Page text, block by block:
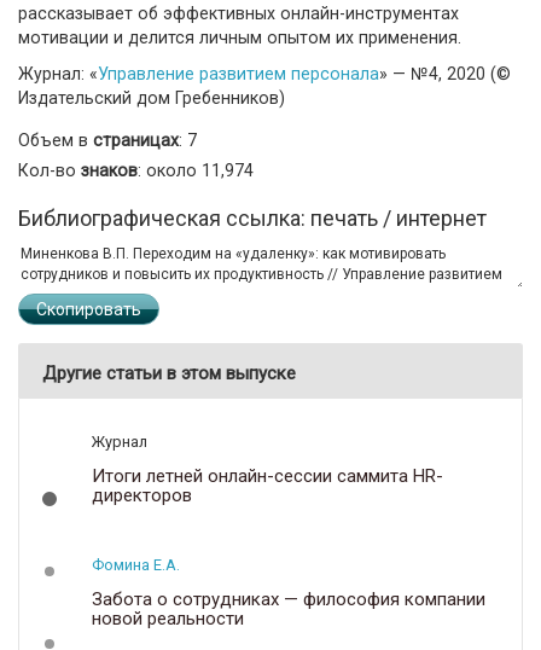
рассказывает об эффективных онлайн-инструментах
мотивации и делится личным опытом их применения.
Журнал: «Управление развитием персонала» — №4, 2020 (©
Издательский дом Гребенников)
Объем в страницах: 7
Кол-во знаков: около 11,974
Библиографическая ссылка: печать / интернет
Скопировать
Другие статьи в этом выпуске
Журнал
Итоги летней онлайн-сессии саммита HR-
директоров
Фомина Е.А.
Забота о сотрудниках — философия компании
новой реальности